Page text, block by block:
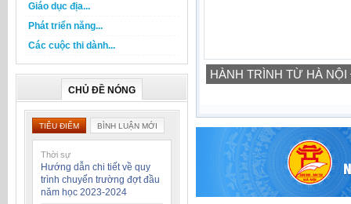
Giáo dục địa...
Phát triển năng...
Các cuộc thi dành...
CHỦ ĐỀ NÓNG
TIÊU ĐIỂM BÌNH LUẬN MỚI
Thời sự
Hướng dẫn chi tiết về quy
trình chuyển trường đợt đầu
năm học 2023-2024
HÀNH TRÌNH TỪ HÀ